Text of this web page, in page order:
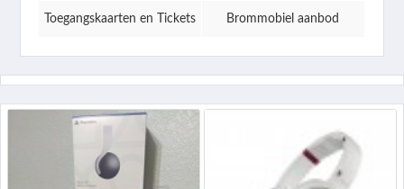
Toegangskaarten en Tickets Brommobiel aanbod